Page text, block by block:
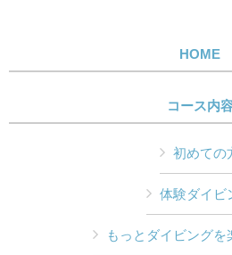
HOME
コース内
初めての
体験ダイビ
もっとダイビングを